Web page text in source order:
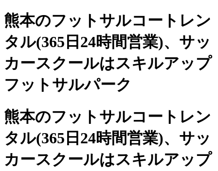
熊本のフットサルコートレン
タル(365日24時間営業)、 サッ
カースクールはスキルアップ
フットサルパーク
熊本のフットサルコートレン
タル(365日24時間営業)、サッ
カースクールはスキルアップ